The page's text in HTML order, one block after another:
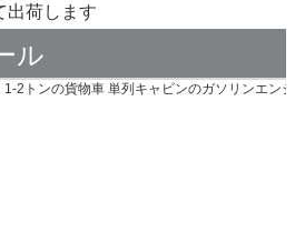
出荷します
ル